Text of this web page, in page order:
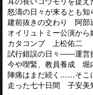
怒濤の日々が来るとも
建前抜きの交わり 阿部
オイリュトミー公演か
カタコンブ 上松佑二
試行錯誤の日々――運営
今や喫緊、教員養成 堀
陣痛はまだ続く……そこ
走った七十日間 子安美